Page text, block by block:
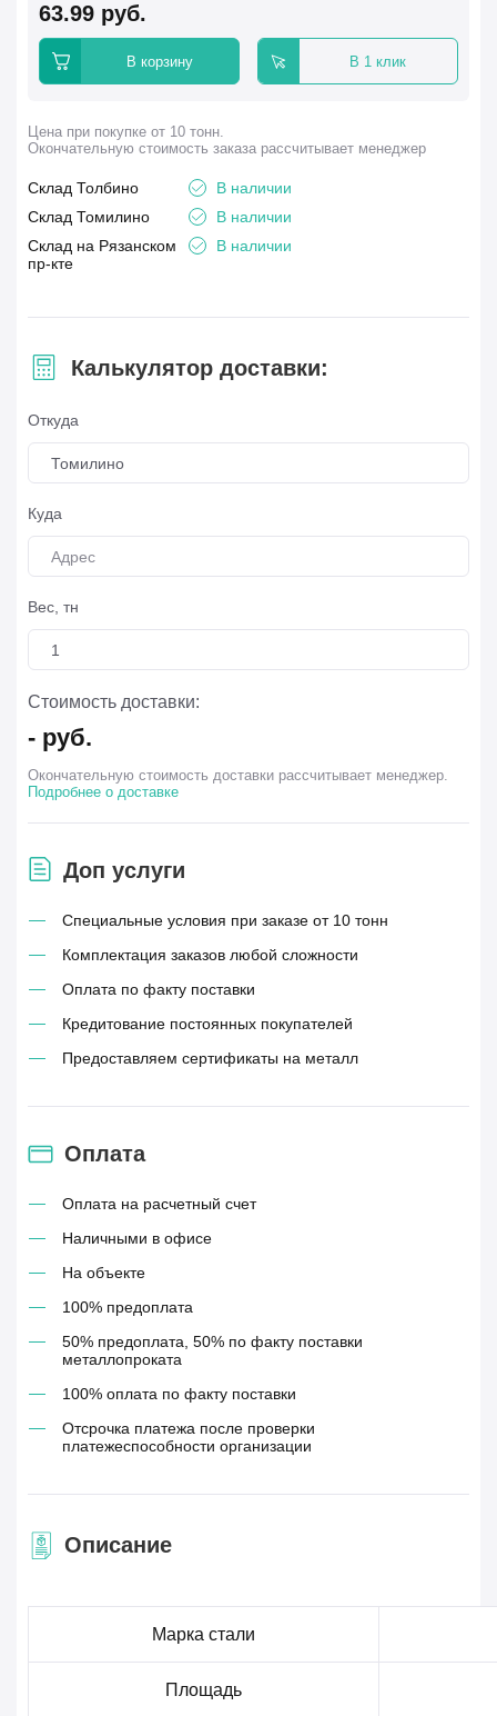
63.99 руб.
В корзину В 1 клик
Цена при покупке от 10 тонн.
Окончательную стоимость заказа рассчитывает менеджер
Склад Толбино
В наличии
Склад Томилино
В наличии
Склад на Рязанском
пр-кте
В наличии
Калькулятор доставки:
Откуда
Томилино
Куда
Вес, тн
Стоимость доставки:
- руб.
Окончательную стоимость доставки рассчитывает менеджер.
Подробнее о доставке
Доп услуги
Специальные условия при заказе от 10 тонн
Комплектация заказов любой сложности
Оплата по факту поставки
Кредитование постоянных покупателей
Предоставляем сертификаты на металл
Оплата
Оплата на расчетный счет
Наличными в офисе
На объекте
100% предоплата
50% предоплата, 50% по факту поставки
металлопроката
100% оплата по факту поставки
Отсрочка платежа после проверки
платежеспособности организации
Описание
Марка стали
Площадь